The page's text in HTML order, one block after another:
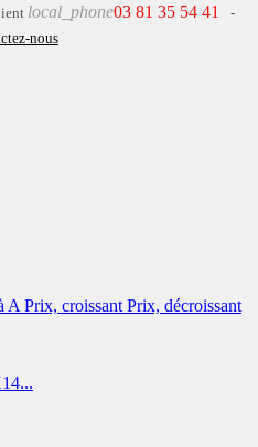
local_phone03 81 35 54 41
-
nous
A Prix, croissant Prix, décroissant